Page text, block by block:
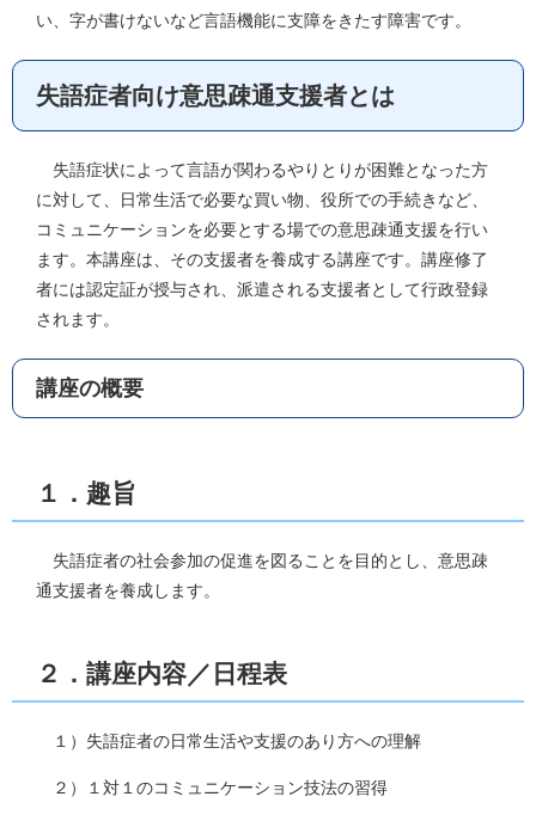
い、字が書けないなど言語機能に支障をきたす障害です。
失語症者向け意思疎通支援者とは
失語症状によって言語が関わるやりとりが困難となった方
に対して、日常生活で必要な買い物、役所での手続きなど、
コミュニケーションを必要とする場での意思疎通支援を行い
ます。本講座は、その支援者を養成する講座です。講座修了
者には認定証が授与され、派遣される支援者として行政登録
されます。
講座の概要
１．趣旨
失語症者の社会参加の促進を図ることを目的とし、意思疎
通支援者を養成します。
２．講座内容／日程表
１）失語症者の日常生活や支援のあり方への理解
２）１対１のコミュニケーション技法の習得